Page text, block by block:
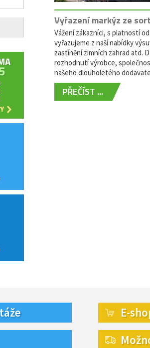
Vyřazení markýz ze
Vážení zákazníci, s platností od
vyřazujeme z naší nabídky
zastínění zimních zahrad atd.
rozhodnutí výrobce,
našeho dlouholetého
PŘEČÍST ...
E-